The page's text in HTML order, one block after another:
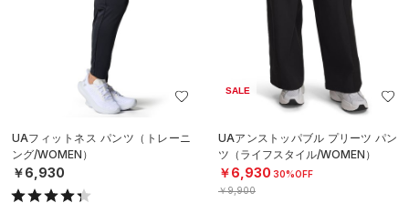
UAフィットネス パンツ（トレーニ
ング/WOMEN）
￥6,930
SALE
UAアンストッパブル プリーツ パン
ツ（ライフスタイル/WOMEN）
￥6,930 30%OFF
￥9,900